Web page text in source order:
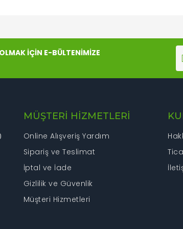
İÇİN E-BÜLTENİMİZE
MÜŞTERİ HİZMETLERİ
Online Alışveriş Yardım
Sipariş ve Teslimat
İptal ve İade
Gizlilik ve Güvenlik
Müşteri Hizmetleri